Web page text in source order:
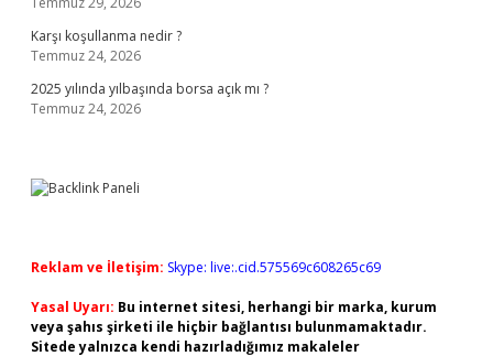
Karşı koşullanma nedir ?
Temmuz 24, 2026
2025 yılında yılbaşında borsa açık mı ?
Temmuz 24, 2026
Reklam ve İletişim: Skype: live:.cid.575569c608265c69
Yasal Uyarı: Bu internet sitesi, herhangi bir marka, kurum
veya şahıs şirketi ile hiçbir bağlantısı bulunmamaktadır.
Sitede yalnızca kendi hazırladığımız makaleler